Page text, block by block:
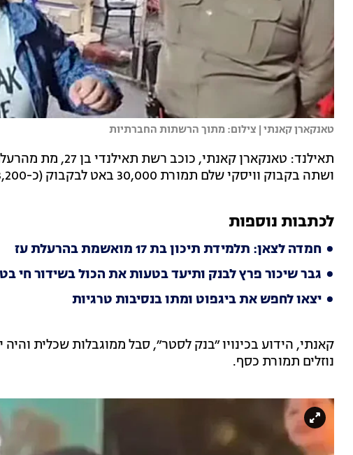
טאנקארן קאנתי | צילום: מתוך הרשתות החברתיות
תאילנד: טאנקארן
ושתה בקבוק וויסקי שלם תמורת 30,000 באט לבקבוק (כ-3,200 ש״ח).
לכתבות נוספות
חמדה לצאן: תלמידת תיכון בת 17 מואשמת בהרעלת עז
גבר שיכור פרץ לבנק ותיעד בטעות את הכול בשידור חי
יצאו לחפש את ביגפוט ומתו בנסיבות טרגיות
קאנתי, הידוע בכינויו ״בנק לסטר״, סבל ממוגבלות שכלית
נוזלים תמורת כסף.